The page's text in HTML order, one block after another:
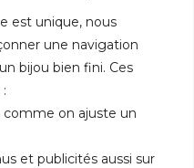
est unique, nous
une navigation
bijou bien fini. Ces
on ajuste un
et publicités aussi sur